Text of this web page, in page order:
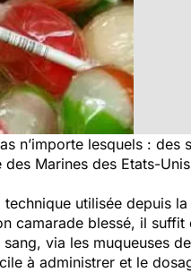
n’importe lesquels : des
Marines des Etats-
utilisée depuis
camarade blessé, il
via les muqueuses
à administrer et le